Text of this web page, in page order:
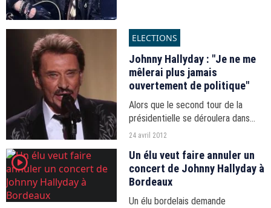
ELECTIONS
Johnny Hallyday : "Je ne me
mêlerai plus jamais
ouvertement de politique"
Alors que le second tour de la
présidentielle se déroulera dans
quelques jours, Johnny Hallyday
donner" son avis sur l'élection.
24 avril 2012
player2
Un élu veut faire annuler un
concert de Johnny Hallyday à
Bordeaux
Un élu bordelais demande